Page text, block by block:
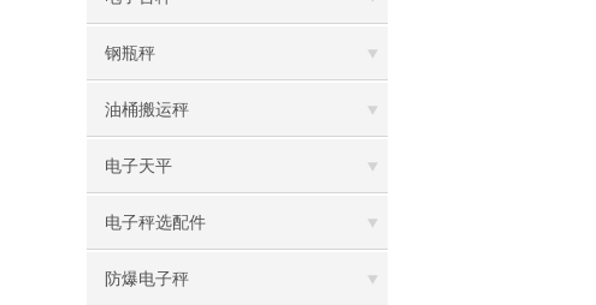
钢瓶秤
油桶搬运秤
电子天平
电子秤选配件
防爆电子秤